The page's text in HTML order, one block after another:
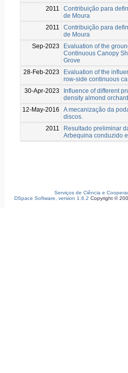
2011
Contribuição para
de Moura
2011
Contribuição para
de Moura
Sep-2023
Evaluation of the
Continuous Canopy
Grove
28-Feb-2023
Evaluation of the
row-side continuous
30-Apr-2023
Influence of different
density almond
12-May-2016
A mecanização da
discos.
2011
Resultado preliminar
Arbequina conduzido
Serviços de Ciência e
DSpace Software, version 1.6.2 Copyright ©